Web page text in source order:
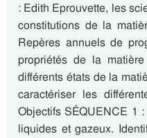
: Edith Eprouvette, les
constitutions de la
Repères annuels de
propriétés de la
différents états de la
caractériser les
Objectifs SÉQUENCE 1
liquides et gazeux.